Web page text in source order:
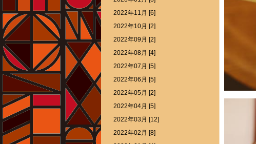
2022年11月 [6]
2022年10月 [2]
2022年09月 [2]
2022年08月 [4]
2022年07月 [5]
2022年06月 [5]
2022年05月 [2]
2022年04月 [5]
2022年03月 [12]
2022年02月 [8]